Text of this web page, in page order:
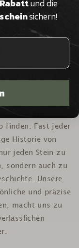
finden. Fast jeder
Historie von
jeden Stein zu
sondern auch zu
Unsere
und präzise
macht uns zu
und die
sichern!